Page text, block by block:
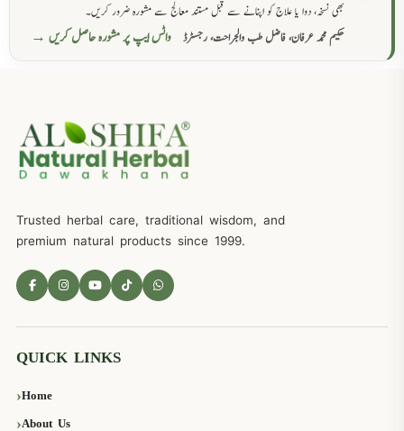
بھی نسخہ، دوا یا علاج کو اپنانے سے قبل مستند معالج سے مشورہ ضرور کریں۔
حکیم محمد عرفان، فاضل طب والجراحت، رجسٹرڈ
واٹس ایپ پر مشورہ حاصل کریں →
Trusted herbal care, traditional wisdom, and
premium natural products since 1999.
QUICK LINKS
Home
About Us